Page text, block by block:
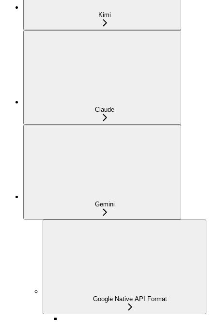
Kimi
Claude
Gemini
Google Native API Format